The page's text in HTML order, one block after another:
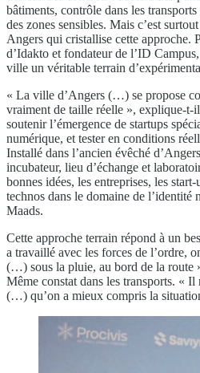
bâtiments, contrôle dans les
des zones sensibles. Mais c’est
Angers qui cristallise cette approche.
d’Idakto et fondateur de l’ID
ville un véritable terrain
« La ville d’Angers (…) se propose
vraiment de taille réelle », explique-t-
soutenir l’émergence de startups
numérique, et tester en conditions
Installé dans l’ancien évêché
incubateur, lieu d’échange et
bonnes idées, les entreprises, les
technos dans le domaine de l’identité
Maads.
Cette approche terrain répond à un
a travaillé avec les forces de l’ordre,
(…) sous la pluie, au bord de la route
Même constat dans les transports. « Il
(…) qu’on a mieux compris la